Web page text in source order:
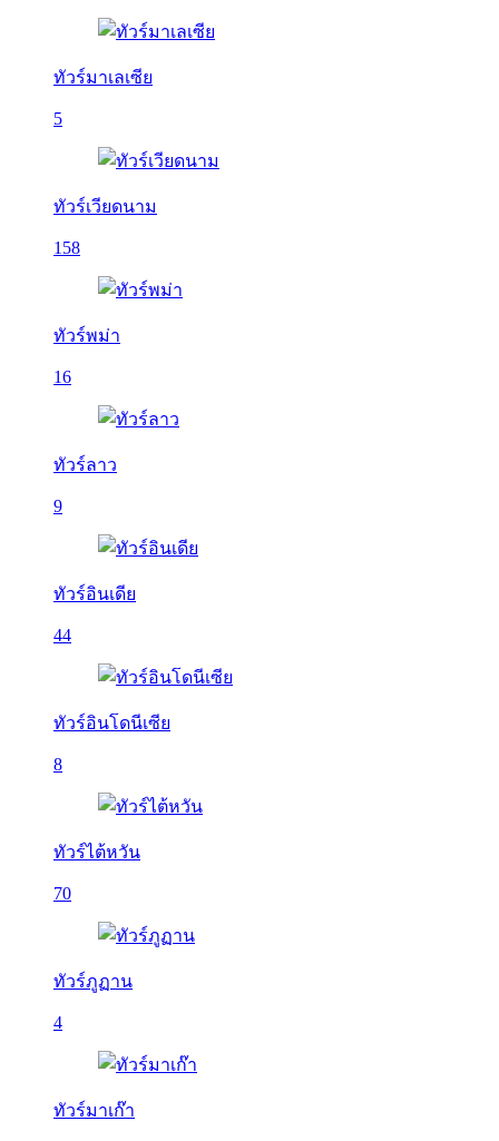
ทัวร์มาเลเซีย
5
ทัวร์เวียดนาม
158
ทัวร์พม่า
16
ทัวร์ลาว
9
ทัวร์อินเดีย
44
ทัวร์อินโดนีเซีย
8
ทัวร์ไต้หวัน
70
ทัวร์ภูฏาน
4
ทัวร์มาเก๊า